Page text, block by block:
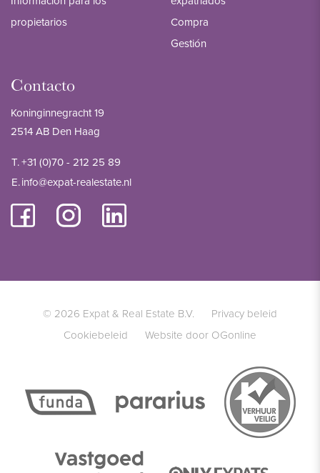
propietarios
Compra
Gestión
Contacto
Koninginnegracht 19
2514 AB Den Haag
T.+31 (0)70 - 212 25 89
E.info@expat-realestate.nl
© 2026 Expat & Real Estate B.V.
Privacy beleid
Cookiebeleid
Website door OGonline